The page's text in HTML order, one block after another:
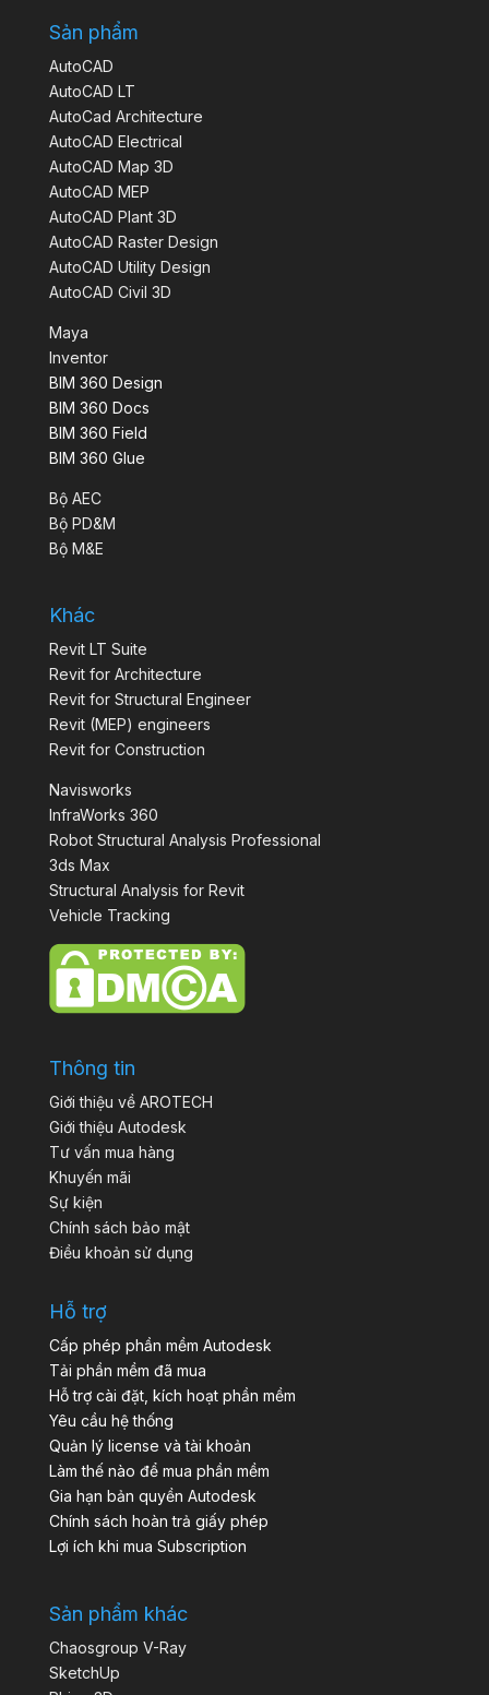
Sản phẩm
AutoCAD
AutoCAD LT
AutoCad Architecture
AutoCAD Electrical
AutoCAD Map 3D
AutoCAD MEP
AutoCAD Plant 3D
AutoCAD Raster Design
AutoCAD Utility Design
AutoCAD Civil 3D
Maya
Inventor
BIM 360 Design
BIM 360 Docs
BIM 360 Field
BIM 360 Glue
Bộ AEC
Bộ PD&M
Bộ M&E
Khác
Revit LT Suite
Revit for Architecture
Revit for Structural Engineer
Revit (MEP) engineers
Revit for Construction
Navisworks
InfraWorks 360
Robot Structural Analysis Professional
3ds Max
Structural Analysis for Revit
Vehicle Tracking
Thông tin
Giới thiệu về AROTECH
Giới thiệu Autodesk
Tư vấn mua hàng
Khuyến mãi
Sự kiện
Chính sách bảo mật
Điều khoản sử dụng
Hỗ trợ
Cấp phép phần mềm Autodesk
Tải phần mềm đã mua
Hỗ trợ cài đặt, kích hoạt phần mềm
Yêu cầu hệ thống
Quản lý license và tài khoản
Làm thế nào để mua phần mềm
Gia hạn bản quyền Autodesk
Chính sách hoàn trả giấy phép
Lợi ích khi mua Subscription
Sản phẩm khác
Chaosgroup V-Ray
SketchUp